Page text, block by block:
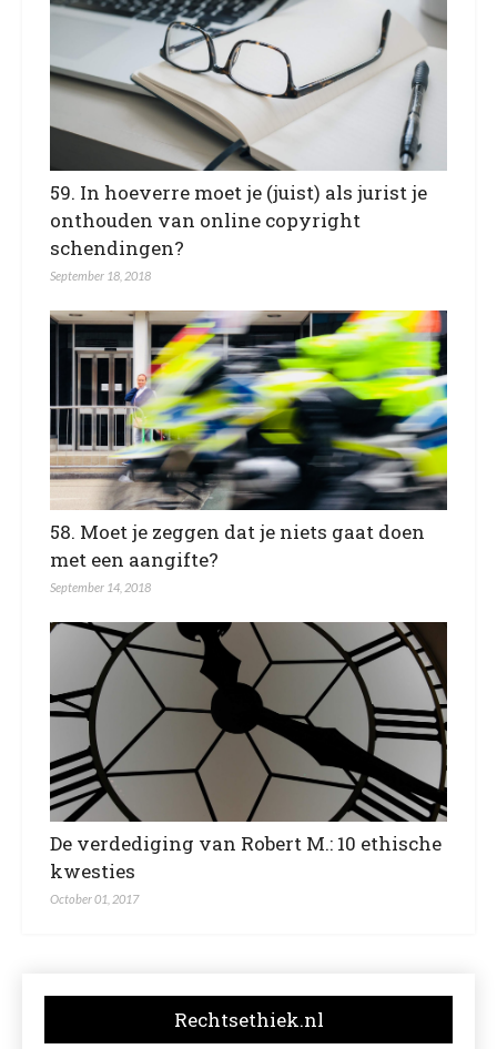
59. In hoeverre moet je (juist) als jurist je
onthouden van online copyright
schendingen?
September 18, 2018
58. Moet je zeggen dat je niets gaat doen
met een aangifte?
September 14, 2018
De verdediging van Robert M.: 10 ethische
kwesties
October 01, 2017
Rechtsethiek.nl